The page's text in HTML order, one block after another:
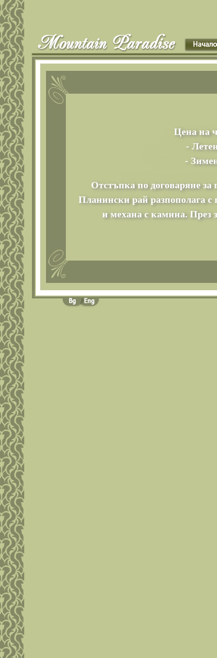
Цена на
-
-
Отстъпка по договаряне
Планински рай разпополага с
и механа с камина. През